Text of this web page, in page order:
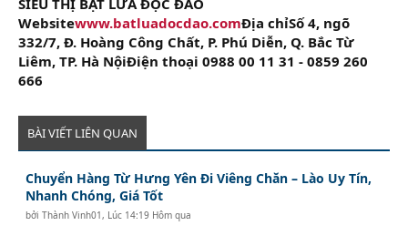
Websitewww.batluadocdao.comĐịa chỉSố 4, ngõ
332/7, Đ. Hoàng Công Chất, P. Phú Diễn, Q. Bắc Từ
Liêm, TP. Hà NộiĐiện thoại 0988 00 11 31 - 0859 260
666
BÀI VIẾT LIÊN QUAN
Chuyển Hàng Từ Hưng Yên Đi Viêng Chăn – Lào Uy Tín,
Nhanh Chóng, Giá Tốt
bởiThành Vinh01 , Lúc 14:19 Hôm qua